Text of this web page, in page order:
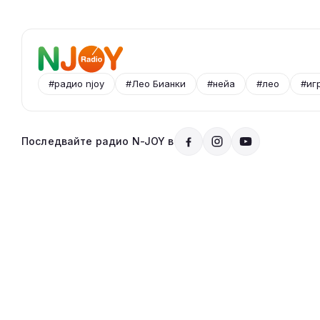
#радио njoy #Лео Бианки #нейа #лео
Последвайте радио N-JOY в